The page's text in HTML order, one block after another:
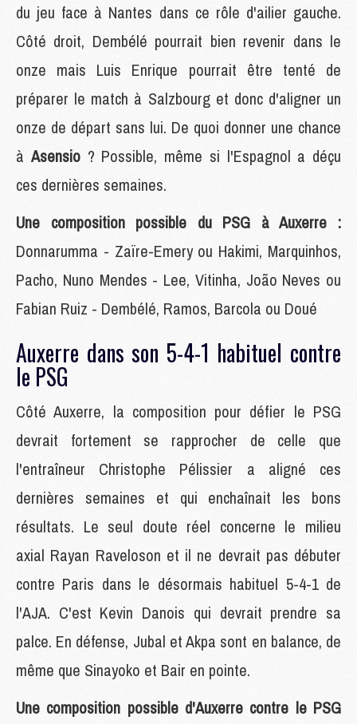
du jeu face à Nantes dans ce rôle d'ailier gauche.
Côté droit, Dembélé pourrait bien revenir dans le
onze mais Luis Enrique pourrait être tenté de
préparer le match à Salzbourg et donc d'aligner un
onze de départ sans lui. De quoi donner une chance
à Asensio ? Possible, même si l'Espagnol a déçu
ces dernières semaines.
Une composition possible du PSG à Auxerre :
Donnarumma - Zaïre-Emery ou Hakimi, Marquinhos,
Pacho, Nuno Mendes - Lee, Vitinha, João Neves ou
Fabian Ruiz - Dembélé, Ramos, Barcola ou Doué
Auxerre dans son 5-4-1 habituel contre
le PSG
Côté Auxerre, la composition pour défier le PSG
devrait fortement se rapprocher de celle que
l'entraîneur Christophe Pélissier a aligné ces
dernières semaines et qui enchaînait les bons
résultats. Le seul doute réel concerne le milieu
axial Rayan Raveloson et il ne devrait pas débuter
contre Paris dans le désormais habituel 5-4-1 de
l'AJA. C'est Kevin Danois qui devrait prendre sa
palce. En défense, Jubal et Akpa sont en balance, de
même que Sinayoko et Bair en pointe.
Une composition possible d'Auxerre contre le PSG